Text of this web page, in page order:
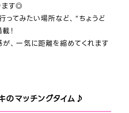
ます◎
ってみたい場所など、“ちょうど
！
、一気に距離を縮めてくれます
のマッチングタイム♪